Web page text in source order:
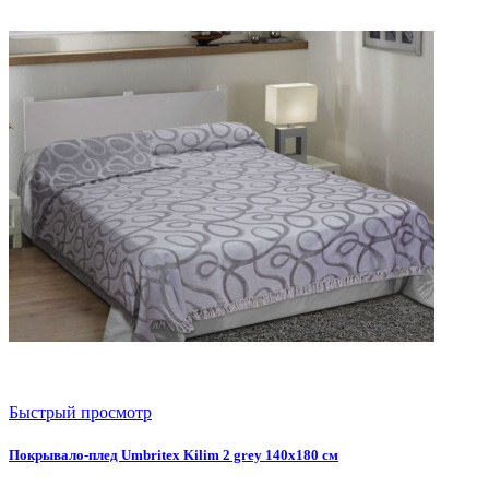
Быстрый просмотр
Покрывало-плед Umbritex Kilim 2 grey 140х180 см